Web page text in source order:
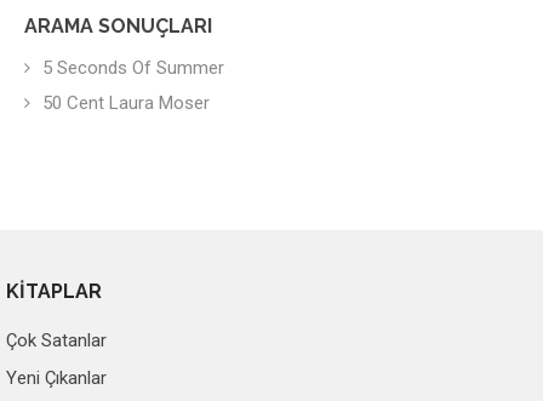
ARAMA SONUÇLARI
5 Seconds Of Summer
50 Cent Laura Moser
KİTAPLAR
Çok Satanlar
Yeni Çıkanlar